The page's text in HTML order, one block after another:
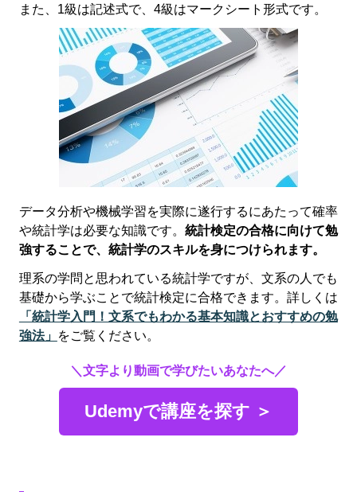
また、1級は記述式で、4級はマークシート形式です。
データ分析や機械学習を実際に遂行するにあたって確率
や統計学は必要な知識です。 統計検定の合格に向けて勉
強することで、統計学のスキルを身につけられます。
理系の学問と思われている統計学ですが、文系の人でも
基礎から学ぶことで統計検定に合格できます。詳しくは
「統計学入門！文系でもわかる基本知識とおすすめの勉
強法」 をご覧ください。
＼文字より動画で学びたいあなたへ／
Udemyで講座を探す ＞